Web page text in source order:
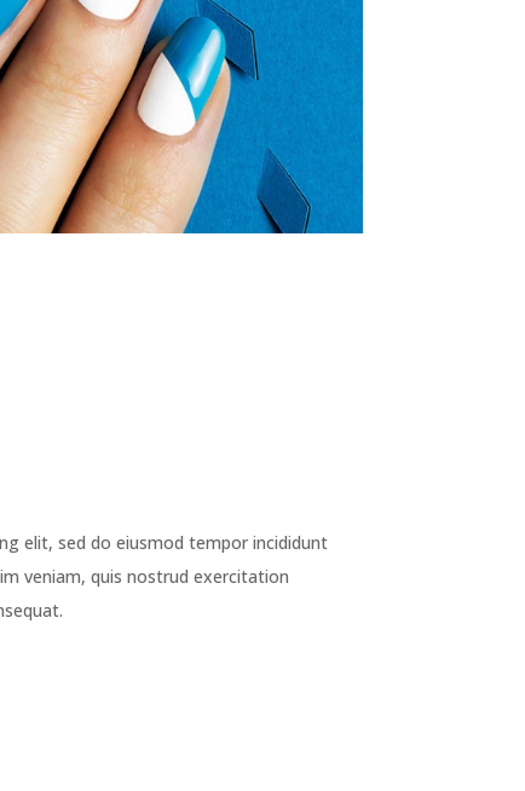
elit, sed do eiusmod tempor incididunt
veniam, quis nostrud exercitation